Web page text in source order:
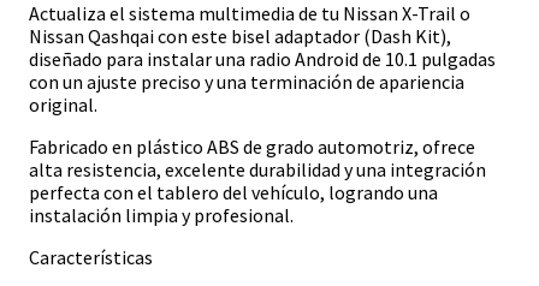
Actualiza el sistema multimedia de tu Nissan X-Trail o
Nissan Qashqai con este bisel adaptador (Dash Kit),
diseñado para instalar una radio Android de 10.1 pulgadas
con un ajuste preciso y una terminación de apariencia
original.
Fabricado en plástico ABS de grado automotriz, ofrece
alta resistencia, excelente durabilidad y una integración
perfecta con el tablero del vehículo, logrando una
instalación limpia y profesional.
Características